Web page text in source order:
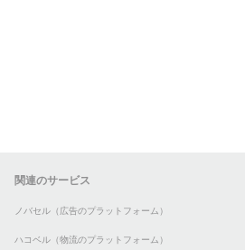
関連のサービス
ノバセル（広告のプラットフォーム）
ハコベル（物流のプラットフォーム）